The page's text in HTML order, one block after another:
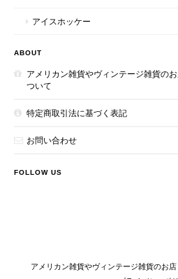
アイスホッケー
ABOUT
アメリカン雑貨やヴィンテージ雑貨の
ついて
特定商取引法に基づく表記
お問い合わせ
FOLLOW US
アメリカン雑貨やヴィンテージ雑貨のお